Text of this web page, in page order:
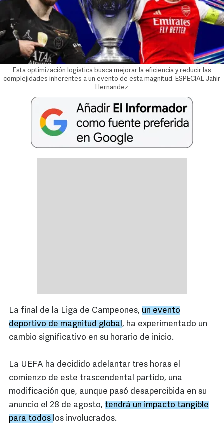
Esta optimización logística busca mejorar la eficiencia y reducir las
complejidades inherentes a un evento de esta magnitud. ESPECIAL Jahir
Hernandez
La final de la Liga de Campeones, un evento
deportivo de magnitud global, ha experimentado un
cambio significativo en su horario de inicio.
La UEFA ha decidido adelantar tres horas el
comienzo de este trascendental partido, una
modificación que, aunque pasó desapercibida en su
anuncio el 28 de agosto, tendrá un impacto tangible
para todos los involucrados.